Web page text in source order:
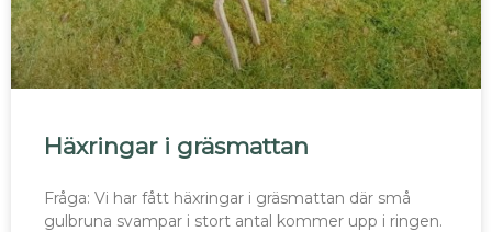
Häxringar i gräsmattan
Fråga: Vi har fått häxringar i gräsmattan där små
gulbruna svampar i stort antal kommer upp i ringen.